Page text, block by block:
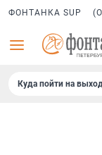
ФОНТАНКА SUP
Куда пойти на